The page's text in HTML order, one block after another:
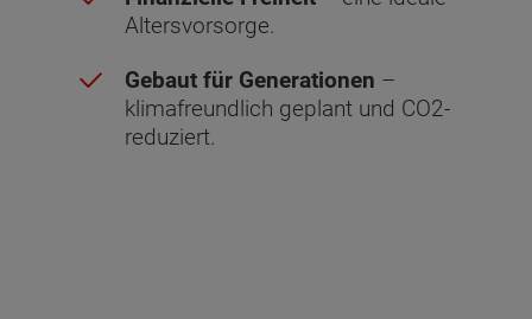
Altersvorsorge.
Gebaut für Generationen –
klimafreundlich geplant und CO2-
reduziert.